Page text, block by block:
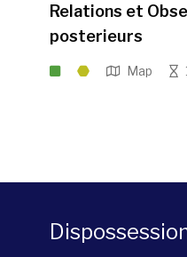
Relations et
posterieurs
Map